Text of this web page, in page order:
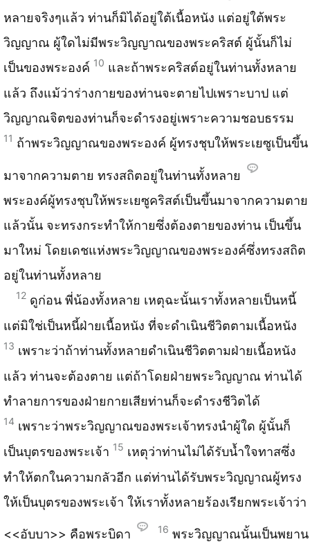
หลายจริงๆแล้ว ท่านก็มิได้อยู่ใต้เนื้อหนัง แต่อยู่ใต้พระ
วิญญาณ ผู้ใดไม่มีพระวิญญาณของพระคริสต์ ผู้นั้นก็ไม่
เป็นของพระองค์ 10 และถ้าพระคริสต์อยู่ในท่านทั้งหลาย
แล้ว ถึงแม้ว่าร่างกายของท่านจะตายไปเพราะบาป แต่
วิญญาณจิตของท่านก็จะดำรงอยู่เพราะความชอบธรรม
11 ถ้าพระวิญญาณของพระองค์ ผู้ทรงชุบให้พระเยซูเป็นขึ้น
มาจากความตาย ทรงสถิตอยู่ในท่านทั้งหลาย
พระองค์ผู้ทรงชุบให้พระเยซูคริสต์เป็นขึ้นมาจากความตาย
แล้วนั้น จะทรงกระทำให้กายซึ่งต้องตายของท่าน เป็นขึ้น
มาใหม่ โดยเดชแห่งพระวิญญาณของพระองค์ซึ่งทรงสถิต
อยู่ในท่านทั้งหลาย
12 ดูก่อน พี่น้องทั้งหลาย เหตุฉะนั้นเราทั้งหลายเป็นหนี้
แต่มิใช่เป็นหนี้ฝ่ายเนื้อหนัง ที่จะดำเนินชีวิตตามเนื้อหนัง
13 เพราะว่าถ้าท่านทั้งหลายดำเนินชีวิตตามฝ่ายเนื้อหนัง
แล้ว ท่านจะต้องตาย แต่ถ้าโดยฝ่ายพระวิญญาณ ท่านได้
ทำลายการของฝ่ายกายเสียท่านก็จะดำรงชีวิตได้
14 เพราะว่าพระวิญญาณของพระเจ้าทรงนำผู้ใด ผู้นั้นก็
เป็นบุตรของพระเจ้า 15 เหตุว่าท่านไม่ได้รับน้ำใจทาสซึ่ง
ทำให้ตกในความกลัวอีก แต่ท่านได้รับพระวิญญาณผู้ทรง
ให้เป็นบุตรของพระเจ้า ให้เราทั้งหลายร้องเรียกพระเจ้าว่า
<<อับบา>> คือพระบิดา 16 พระวิญญาณนั้นเป็นพยาน